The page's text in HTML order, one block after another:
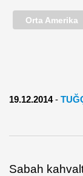
Orta Amerika
19.12.2014-
Sabah